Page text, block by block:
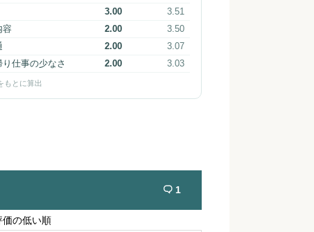
3.00
3.51
容
2.00
3.50
2.00
3.07
仕事の少なさ
2.00 3.03
もとに算出
 1
価の低い順